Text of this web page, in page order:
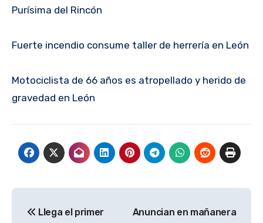
Purísima del Rincón
Fuerte incendio consume taller de herrería en León
Motociclista de 66 años es atropellado y herido de
gravedad en León
Llega el primer
Anuncian en mañanera